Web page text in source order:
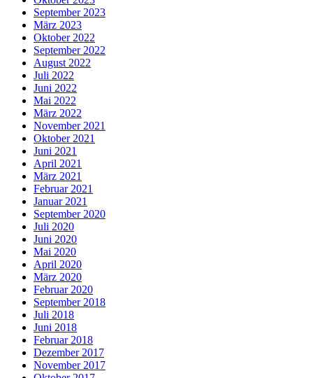
September 2023
März 2023
Oktober 2022
September 2022
August 2022
Juli 2022
Juni 2022
Mai 2022
März 2022
November 2021
Oktober 2021
Juni 2021
April 2021
März 2021
Februar 2021
Januar 2021
September 2020
Juli 2020
Juni 2020
Mai 2020
April 2020
März 2020
Februar 2020
September 2018
Juli 2018
Juni 2018
Februar 2018
Dezember 2017
November 2017